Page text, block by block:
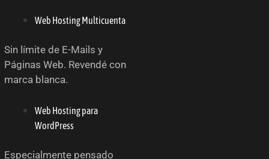
Web Hosting Multicuenta
Sin límite de E-Mails y
Páginas Web. Revendé con
marca blanca.
Web Hosting para
WordPress
Especialmente pensado